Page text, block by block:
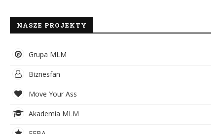
NASZE PROJEKTY
Grupa MLM
Biznesfan
Move Your Ass
Akademia MLM